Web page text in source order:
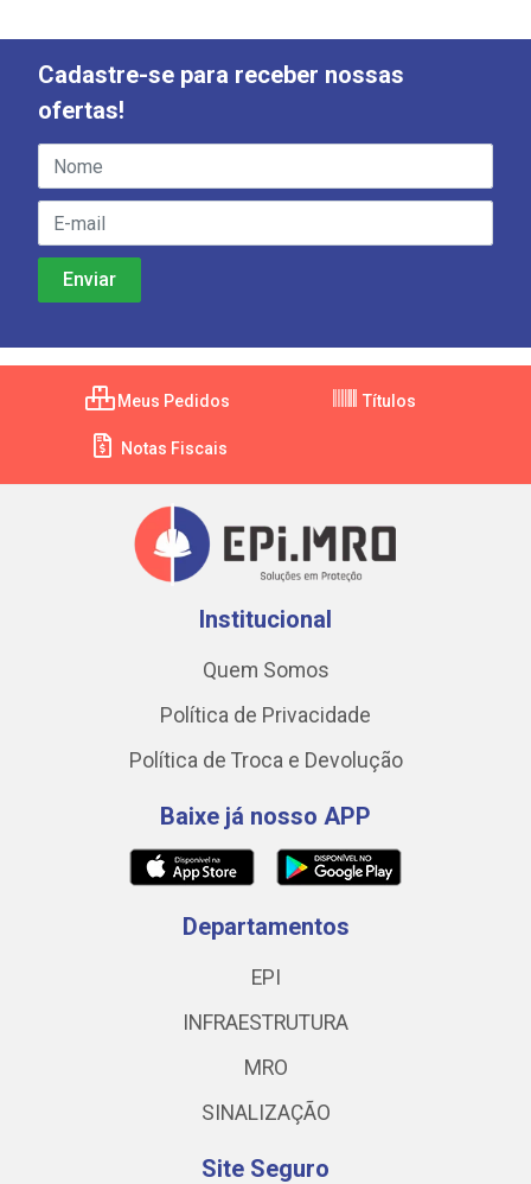
Cadastre-se para receber nossas
ofertas!
Meus Pedidos Títulos
Notas Fiscais
Institucional
Quem Somos
Política de Privacidade
Política de Troca e Devolução
Baixe já nosso APP
Departamentos
EPI
INFRAESTRUTURA
MRO
SINALIZAÇÃO
Site Seguro